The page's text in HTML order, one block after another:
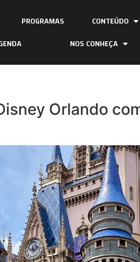
PROGRAMAS CONTEÚDO
NOS CONHEÇA
Orlando